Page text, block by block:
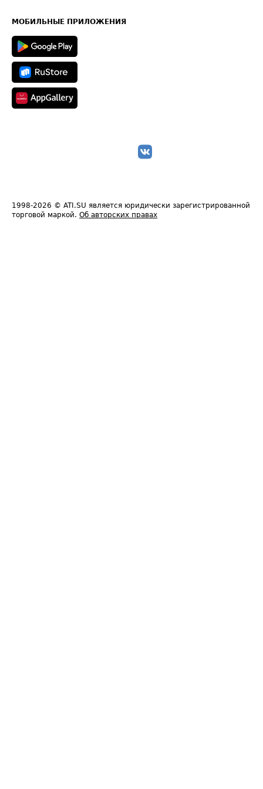
Техническая информация
МОБИЛЬНЫЕ ПРИЛОЖЕНИЯ
1998-2026 © ATI.SU является юридически зарегистрированной
торговой маркой. Об авторских правах